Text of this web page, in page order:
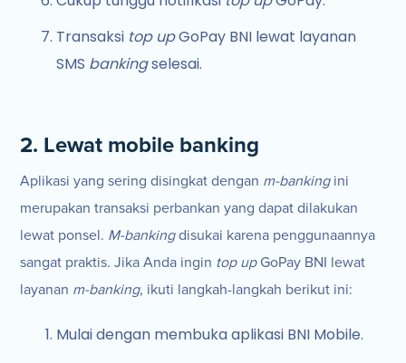
Transaksi top upGoPay BNI lewat layanan
SMS bankingselesai.
2. Lewat mobile banking
Aplikasi yang sering disingkat dengan m-bankingini
merupakan transaksi perbankan yang dapat dilakukan
lewat ponsel. M-bankingdisukai karena penggunaannya
sangat praktis. Jika Anda ingin top upGoPay BNI lewat
layanan m-banking, ikuti langkah-langkah berikut ini:
Mulai dengan membuka aplikasi BNI Mobile.